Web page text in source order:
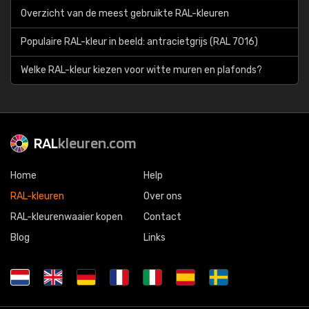
Overzicht van de meest gebruikte RAL-kleuren
Populaire RAL-kleur in beeld: antracietgrijs (RAL 7016)
Welke RAL-kleur kiezen voor witte muren en plafonds?
RALkleuren.com
Home
RAL-kleuren
RAL-kleurenwaaier kopen
Blog
Help
Over ons
Contact
Links